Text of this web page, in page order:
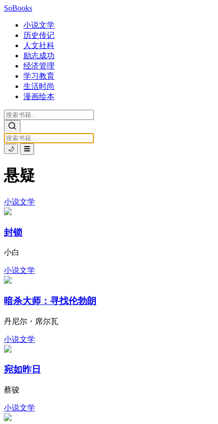
SoBooks
小说文学
历史传记
人文社科
励志成功
经济管理
学习教育
生活时尚
漫画绘本
🌙 ☰
悬疑
小说文学
封锁
小白
小说文学
暗杀大师：寻找伦勃朗
丹尼尔・席尔瓦
小说文学
宛如昨日
蔡骏
小说文学